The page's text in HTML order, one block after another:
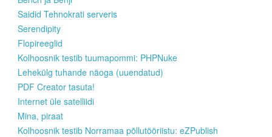
Saidid Tehnokrati serveris
Serendipity
Flopireeglid
Kolhoosnik testib tuumapommi: PHPNuke
Lehekülg tuhande näoga (uuendatud)
PDF Creator tasuta!
Internet üle satelliidi
Mina, piraat
Kolhoosnik testib Norramaa põllutööriistu: eZPublish